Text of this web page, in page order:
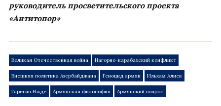
руководитель просветительского проекта
«Антитопор»
Великая Отечественная война Нагорно-карабахский конфликт
Внешняя политика Азербайджана Геноцид армян Ильхам Алиев
Гарегин Нжде Армянская философия Армянский вопрос